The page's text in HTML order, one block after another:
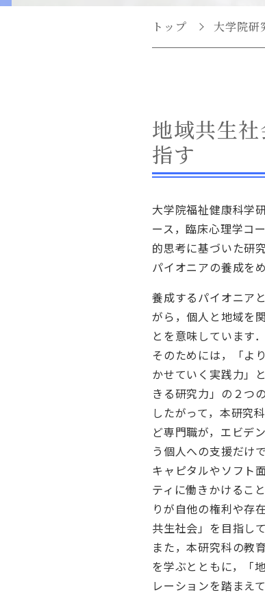
ター
トップ 大学院研
地域共生
指す
大学院福祉健康科学
ース，臨床心理学コ
的思考に基づいた研
パイオニアの養成を
養成するパイオニア
がら，個人と地域を
とを意味しています．
そのためには，「よ
かせていく実践力」
きる研究力」の２つ
したがって，本研究
ど専門職が，エビデ
う個人への支援だけ
キャピタルやソフト
ティに働きかけるこ
りが自他の権利や存
共生社会」を目指し
また，本研究科の教
を学ぶとともに，「
レーションを踏まえ